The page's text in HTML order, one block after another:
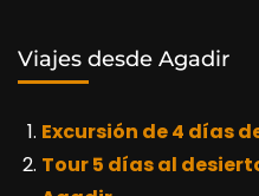
Viajes desde Agadir
Excursión de 4 días
Tour 5 días al